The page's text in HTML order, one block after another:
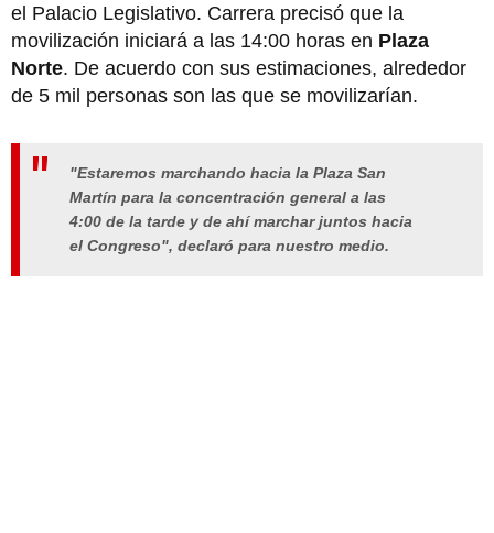
el Palacio Legislativo. Carrera precisó que la
movilización iniciará a las 14:00 horas en Plaza
Norte. De acuerdo con sus estimaciones, alrededor
de 5 mil personas son las que se movilizarían.
"Estaremos marchando hacia la Plaza San
Martín para la concentración general a las
4:00 de la tarde y de ahí marchar juntos hacia
el Congreso", declaró para nuestro medio.